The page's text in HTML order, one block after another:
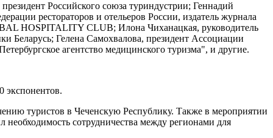
Российского союза туриндустрии; Геннадий
рестораторов и отельеров России, издатель журнала
HOSPITALITY CLUB; Илона Чиханацкая, руководитель
Беларусь; Гелена Самохвалова, президент Ассоциации
агентство медицинского туризма", и другие.
экспонентов.
туристов в Чеченскую Республику. Также в мероприятии
сотрудничества между регионами для